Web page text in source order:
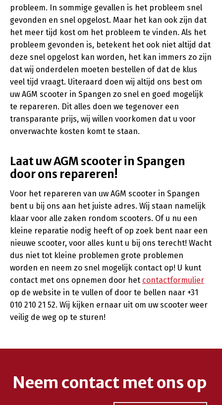
probleem. In sommige gevallen is het probleem snel
gevonden en snel opgelost. Maar het kan ook zijn dat
het meer tijd kost om het probleem te vinden. Als het
probleem gevonden is, betekent het ook niet altijd dat
deze snel opgelost kan worden, het kan immers zo zijn
dat wij onderdelen moeten bestellen of dat de klus
veel tijd vraagt. Uiteraard doen wij altijd ons best om
uw AGM scooter in Spangen zo snel en goed mogelijk
te repareren. Dit alles doen we tegenover een
transparante prijs, wij willen voorkomen dat u voor
onverwachte kosten komt te staan.
Laat uw AGM scooter in Spangen
door ons repareren!
Voor het repareren van uw AGM scooter in Spangen
bent u bij ons aan het juiste adres. Wij staan namelijk
klaar voor alle zaken rondom scooters. Of u nu een
kleine reparatie nodig heeft of op zoek bent naar een
nieuwe scooter, voor alles kunt u bij ons terecht! Wacht
dus niet tot kleine problemen grote problemen
worden en neem zo snel mogelijk contact op! U kunt
contact met ons opnemen door het contactformulier
op de website in te vullen of door te bellen naar +31
010 210 21 52. Wij kijken ernaar uit om uw scooter weer
veilig de weg op te sturen!
Neem contact met ons op